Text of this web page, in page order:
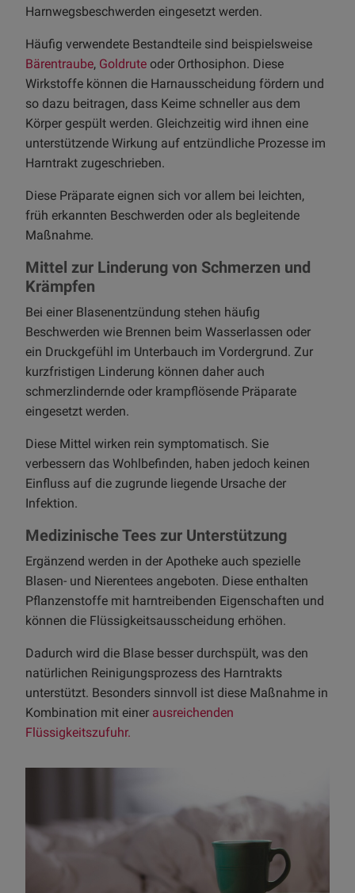
Harnwegsbeschwerden eingesetzt werden.
Häufig verwendete Bestandteile sind beispielsweise
Bärentraube, Goldrute oder Orthosiphon. Diese
Wirkstoffe können die Harnausscheidung fördern und
so dazu beitragen, dass Keime schneller aus dem
Körper gespült werden. Gleichzeitig wird ihnen eine
unterstützende Wirkung auf entzündliche Prozesse im
Harntrakt zugeschrieben.
Diese Präparate eignen sich vor allem bei leichten,
früh erkannten Beschwerden oder als begleitende
Maßnahme.
Mittel zur Linderung von Schmerzen und
Krämpfen
Bei einer Blasenentzündung stehen häufig
Beschwerden wie Brennen beim Wasserlassen oder
ein Druckgefühl im Unterbauch im Vordergrund. Zur
kurzfristigen Linderung können daher auch
schmerzlindernde oder krampflösende Präparate
eingesetzt werden.
Diese Mittel wirken rein symptomatisch. Sie
verbessern das Wohlbefinden, haben jedoch keinen
Einfluss auf die zugrunde liegende Ursache der
Infektion.
Medizinische Tees zur Unterstützung
Ergänzend werden in der Apotheke auch spezielle
Blasen- und Nierentees angeboten. Diese enthalten
Pflanzenstoffe mit harntreibenden Eigenschaften und
können die Flüssigkeitsausscheidung erhöhen.
Dadurch wird die Blase besser durchspült, was den
natürlichen Reinigungsprozess des Harntrakts
unterstützt. Besonders sinnvoll ist diese Maßnahme in
Kombination mit einer ausreichenden
Flüssigkeitszufuhr.